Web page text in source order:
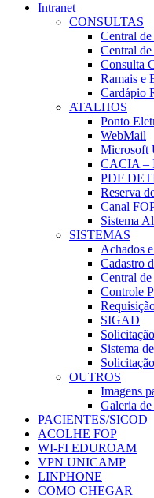
Intranet
CONSULTAS
Central
Central
Consulta
Ramais e
Cardápio
ATALHOS
Ponto
WebMail
Microsoft
CACIA –
PDF
Reserva
Canal
Sistema
SISTEMAS
Achados
Cadastro
Central de
Controle
SIGAD
Sistema
OUTROS
Imagens
Galeria
PACIENTES/SICOD
ACOLHE FOP
WI-FI EDUROAM
VPN UNICAMP
LINPHONE
COMO CHEGAR